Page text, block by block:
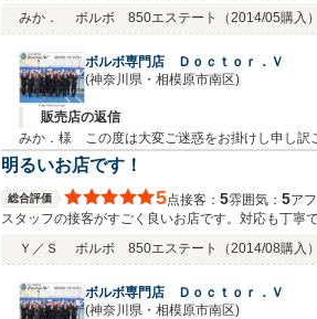
いりません。一番必要なのは技術力、信頼ではな
です。もう何も期待はしません、中古車保証として
みか． ボルボ 850エステート （2014/05購入）
ボルボ専門店 Ｄｏｃｔｏｒ．Ｖ
(神奈川県・相模原市南区)
販売店の返信
みか．様 この度は大変ご迷惑をお掛けし申し訳
かりと見つめなおして参ります。みか．様には
明るいお店です！
総合評価 5点接客： 5雰囲気： 5ア
スタッフの接客がすごく良いお店です。対応も丁寧
Ｙ／Ｓ
ボルボ 850エステート （2014/08購入）
ボルボ専門店 Ｄｏｃｔｏｒ．Ｖ
(神奈川県・相模原市南区)